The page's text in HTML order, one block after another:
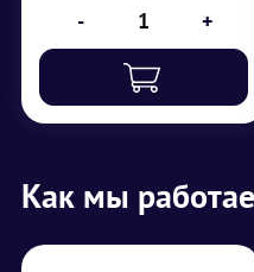
- +
Как мы